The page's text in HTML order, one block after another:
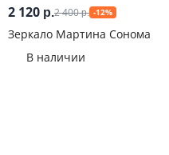
2 120 р.2 400р. -12%
Зеркало Мартина Сонома
В наличии